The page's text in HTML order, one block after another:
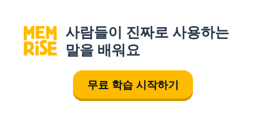
사람들이 진짜로 사용하는
말을 배워요
무료 학습 시작하기